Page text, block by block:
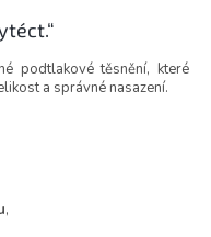
podtlakové těsnění, které
a správné nasazení.
,